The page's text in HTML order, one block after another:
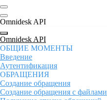
Omnidesk API
Omnidesk API
ОБЩИЕ МОМЕНТЫ
Введение
Аутентификация
ОБРАЩЕНИЯ
Создание обращения
Создание обращения с файлами